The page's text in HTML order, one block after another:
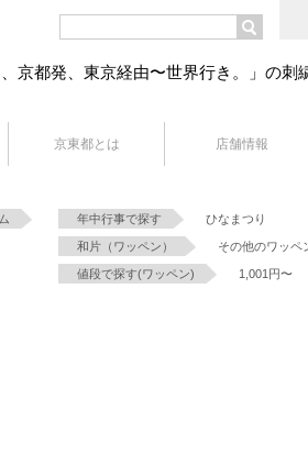
京都発、東京経由〜世界行き。」の刺
京東都とは 店舗情報
年中行事で探す ひなまつり
和片（ワッペン） その他のワッペ
値段で探す(ワッペン) 1,001円〜